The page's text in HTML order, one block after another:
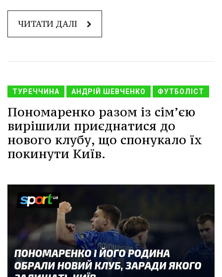
ЧИТАТИ ДАЛІ
ТУРЕЧЧИНА АНДРІЙ ШЕВЧЕНКО ФУТБОЛІСТ
Пономаренко разом із сім’єю
вирішили приєднатися до
нового клубу, що спонукало їх
покинути Київ.